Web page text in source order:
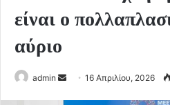
είναι ο
αύριο
admin
Send16 Απριλίου, 2026